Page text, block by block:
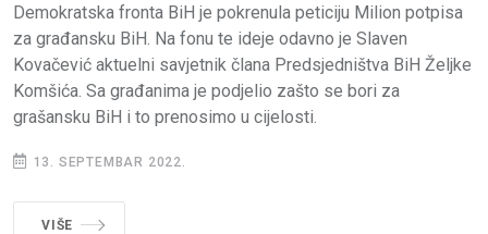
Demokratska fronta BiH je pokrenula peticiju Milion potpisa
za građansku BiH. Na fonu te ideje odavno je Slaven
Kovačević aktuelni savjetnik člana Predsjedništva BiH Željke
Komšića. Sa građanima je podjelio zašto se bori za
grašansku BiH i to prenosimo u cijelosti.
13. SEPTEMBAR 2022.
VIŠE